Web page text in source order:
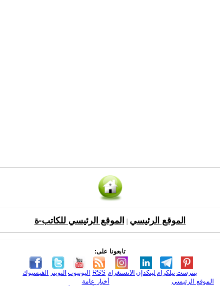
الموقع الرئيسي الموقع الرئيسي للكاتب-ة
تابعونا على:
الفيسبوك التويتر اليوتيوب RSS الانستغرام لينكدإن تيلكرامبنترست
الموقع الرئيسي
أخبار عامة